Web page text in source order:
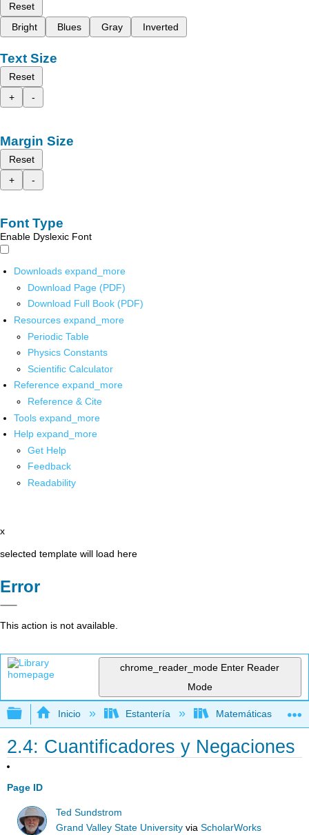
Reset
Bright
Blues Gray Inverted
Text Size
Reset
+
-
Margin Size
Reset
+
-
Font Type
Enable Dyslexic Font
Downloads expand_more
Download Page (PDF)
Download Full Book (PDF)
Resources expand_more
Periodic Table
Physics Constants
Scientific Calculator
Reference expand_more
Reference & Cite
Tools expand_more
Help expand_more
Get Help
Feedback
Readability
x
selected template will load here
Error
This action is not available.
chrome_reader_mode Enter Reader
Mode
Expandir/contraer jerarquía global
Inicio Estantería Matemáticas
2.4: Cuantificadores y Negaciones
Page ID
Ted Sundstrom
Grand Valley State University viaScholarWorks